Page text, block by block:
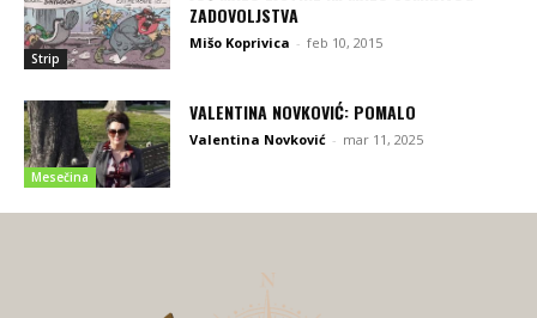
Strip
ZADOVOLJSTVA
Mišo Koprivica - feb 10, 2015
Mesečina
VALENTINA NOVKOVIĆ: POMALO
Valentina Novković - mar 11, 2025